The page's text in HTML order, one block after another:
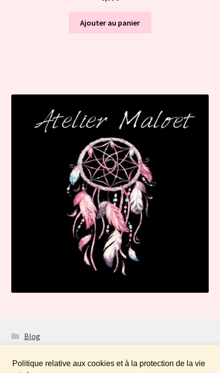
Ajouter au panier
Blog
Politique relative aux cookies et à la protection de la vie